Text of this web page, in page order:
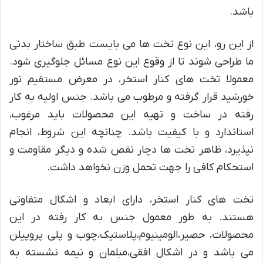
باشد.
از این رو، این نوع تخت ها می بایست طبق ساختار بدنی
ما طراحی شوند تا از وقوع این نوع مسائل جلوگیری شود.
معمولا تخت های کنار استخر، در معرض مستقیم نور
خورشید قرار گرفته و مرطوب می باشد. جنس اولیه به کار
رفته در ساخت و تهیه این محصولات باید مرغوب،
استاندارد و با کیفیت باشد. چنانچه این شروط، انجام
نپذیرد، ظاهر تخت ها دچار نقص شده و دیگر مقاومت و
استحکام کافی را جهت تحمل وزن نخواهد داشت.
تخت های کنار استخر، دارای ابعاد و اشکال متفاوتی
هستند. به طور معمول جنس به کار رفته در این
محصولات، حصیر،الومینیوم،پلاستیک،چوب و پلی پروپیلن
می باشد و در اشکال افقی،مبلمان و نیمه نشسته به